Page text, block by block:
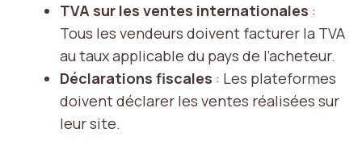
TVA sur les ventes internationales :
Tous les vendeurs doivent facturer la TVA
au taux applicable du pays de l’acheteur.
Déclarations fiscales : Les plateformes
doivent déclarer les ventes réalisées sur
leur site.